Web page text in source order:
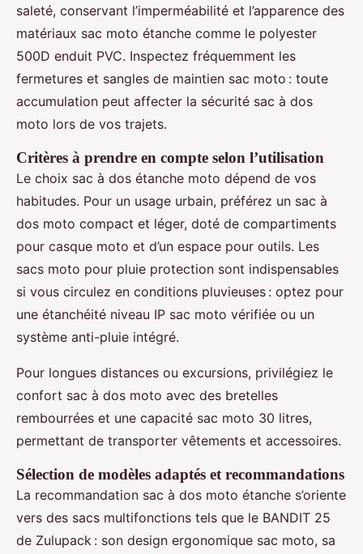
saleté, conservant l’imperméabilité et l’apparence des
matériaux sac moto étanche comme le polyester
500D enduit PVC. Inspectez fréquemment les
fermetures et sangles de maintien sac moto : toute
accumulation peut affecter la sécurité sac à dos
moto lors de vos trajets.
Critères à prendre en compte selon l’utilisation
Le choix sac à dos étanche moto dépend de vos
habitudes. Pour un usage urbain, préférez un sac à
dos moto compact et léger, doté de compartiments
pour casque moto et d’un espace pour outils. Les
sacs moto pour pluie protection sont indispensables
si vous circulez en conditions pluvieuses : optez pour
une étanchéité niveau IP sac moto vérifiée ou un
système anti-pluie intégré.
Pour longues distances ou excursions, privilégiez le
confort sac à dos moto avec des bretelles
rembourrées et une capacité sac moto 30 litres,
permettant de transporter vêtements et accessoires.
Sélection de modèles adaptés et recommandations
La recommandation sac à dos moto étanche s’oriente
vers des sacs multifonctions tels que le BANDIT 25
de Zulupack : son design ergonomique sac moto, sa